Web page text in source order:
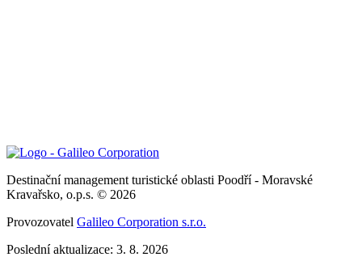
Destinační management turistické oblasti Poodří - Moravské
Kravařsko, o.p.s. © 2026
Provozovatel Galileo Corporation s.r.o.
Poslední aktualizace: 3. 8. 2026